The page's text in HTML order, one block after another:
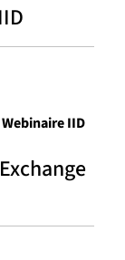
Webinaire IID